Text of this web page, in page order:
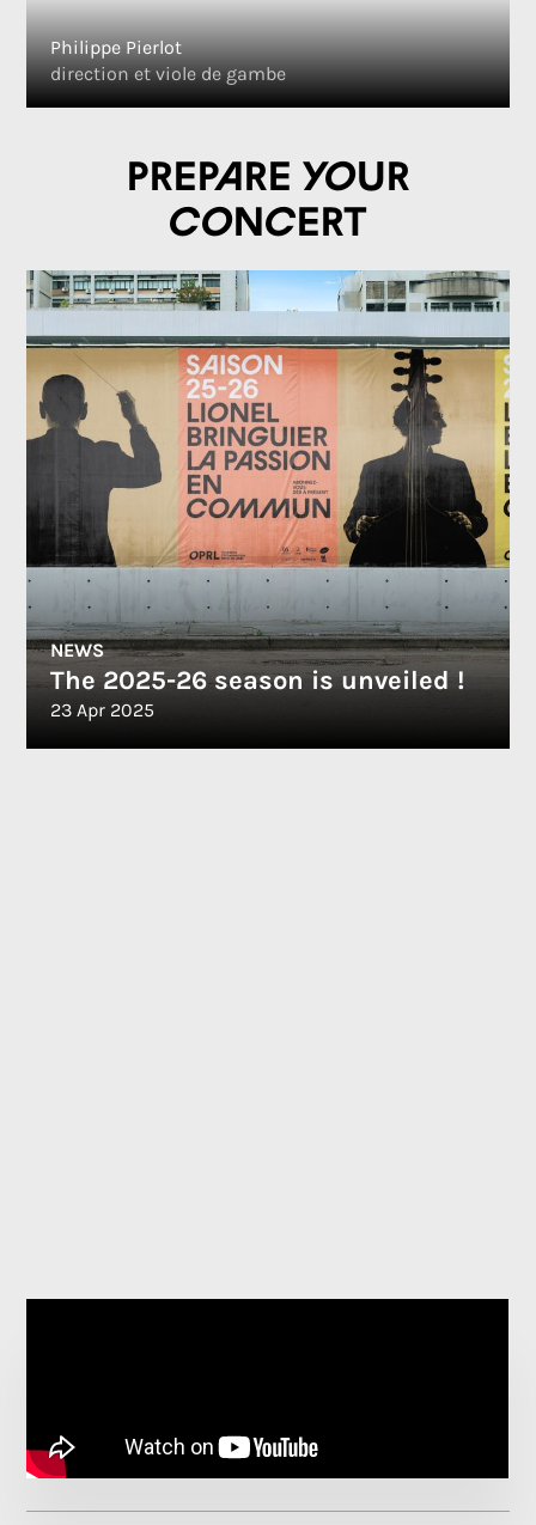
Philippe Pierlot
direction et viole de gambe
Prepare your
concert
NEWS
The 2025-26 season is unveiled !
23 Apr 2025